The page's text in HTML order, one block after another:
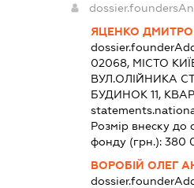
ЯЦЕНКО
02068, МІСТО
ВУЛ.ОЛІЙНИКА
БУДИНОК 11,
Розмір внеску до
фонду (грн.): 380
ВОРОБІЙ ОЛЕГ